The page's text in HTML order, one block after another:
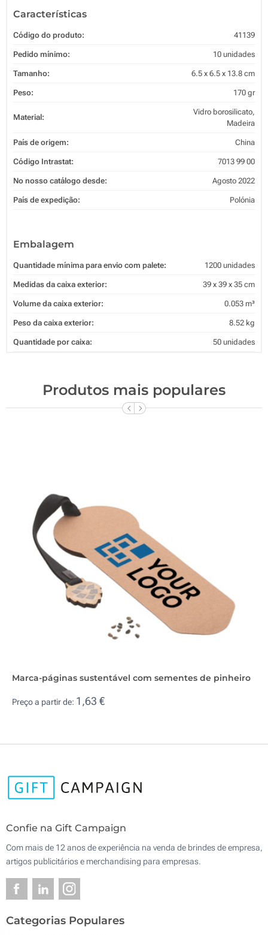
Características
Código do produto: 41139
Pedido mínimo: 10 unidades
Tamanho: 6.5 x 6.5 x 13.8 cm
Peso: 170 gr
Material:
Vidro borosilicato,
Madeira
País de origem: China
Código Intrastat: 7013 99 00
No nosso catálogo desde: Agosto 2022
País de expedição: Polónia
Embalagem
Quantidade mínima para envio com palete: 1200 unidades
Medidas da caixa exterior: 39 x 39 x 35 cm
Volume da caixa exterior: 0.053 m³
Peso da caixa exterior: 8.52 kg
Quantidade por caixa: 50 unidades
Produtos mais populares
Marca-páginas sustentável com sementes de pinheiro
Preço a partir de: 1,63 €
Confie na Gift Campaign
Com mais de 12 anos de experiência na venda de brindes de empresa,
artigos publicitários e merchandising para empresas.
Categorias Populares